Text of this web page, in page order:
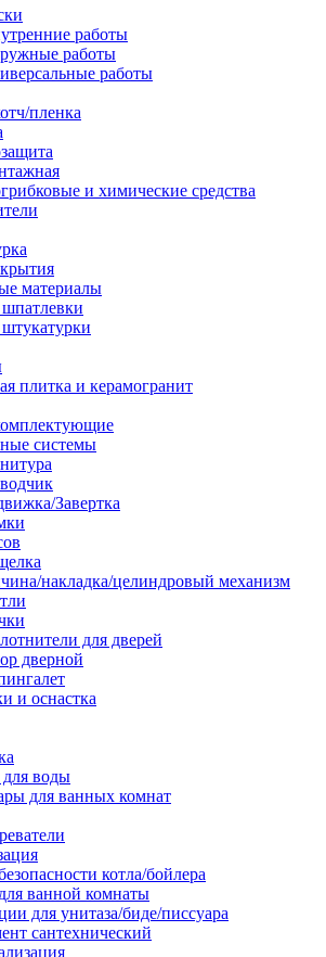
работы
работы
работы
пленка
и химические средства
материалы
плитка и керамогранит
системы
Завертка
накладка/целиндровый механизм
для дверей
дверной
и оснастка
воды
для ванных комнат
котла/бойлера
ванной комнаты
для унитаза/биде/писсуара
сантехнический